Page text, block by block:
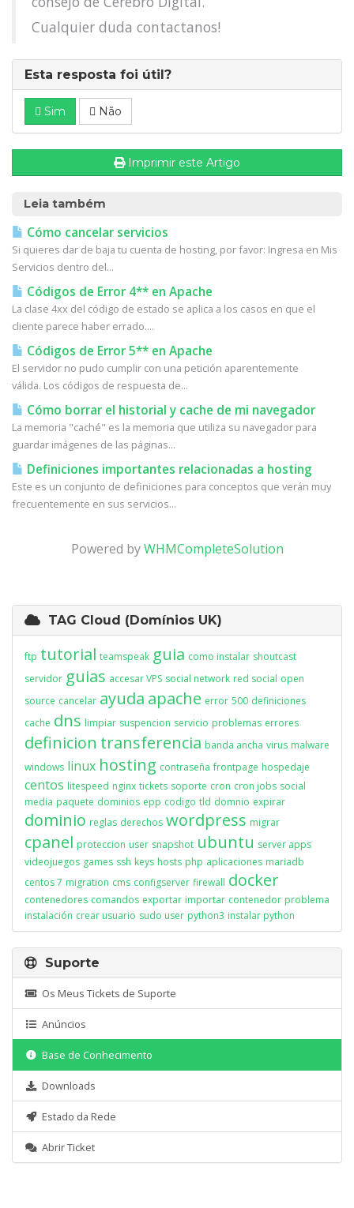
Cualquier duda contactanos!
Esta resposta foi útil?
Sim Não
Imprimir este Artigo
Leia também
Cómo cancelar servicios
Si quieres dar de baja tu cuenta de hosting, por favor: Ingresa en Mis
Servicios dentro del...
Códigos de Error 4** en Apache
La clase 4xx del código de estado se aplica a los casos en que el
cliente parece haber errado....
Códigos de Error 5** en Apache
El servidor no pudo cumplir con una petición aparentemente
válida. Los códigos de respuesta de...
Cómo borrar el historial y cache de mi navegador
La memoria "caché" es la memoria que utiliza su navegador para
guardar imágenes de las páginas...
Definiciones importantes relacionadas a hosting
Este es un conjunto de definiciones para conceptos que verán muy
frecuentemente en sus servicios...
Powered byWHMCompleteSolution
TAG Cloud (Domínios UK)
ftp tutorial teamspeak guia como instalar shoutcast
servidor guias accesar VPS social network red social open
source cancelar ayuda apache error 500 definiciones
cache dns limpiar suspencion servicio problemas errores
definicion transferencia banda ancha virus malware
windows linux hosting contraseña frontpage hospedaje
centos litespeed nginx tickets soporte cron cron jobs social
media paquete dominios epp codigo tld domnio expirar
dominio reglas derechos wordpress migrar
cpanel proteccion user snapshot ubuntu server apps
videojuegos games ssh keys hosts php aplicaciones mariadb
centos 7 migration cms configserver firewall docker
contenedores comandos exportar importar contenedor problema
instalación crear usuario sudo user python3 instalar python
Suporte
Os Meus Tickets de Suporte
Anúncios
Base de Conhecimento
Downloads
Estado da Rede
Abrir Ticket